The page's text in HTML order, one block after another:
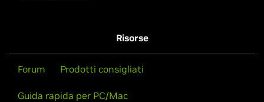
Risorse
Forum Prodotti consigliati
Guida rapida per PC/Mac